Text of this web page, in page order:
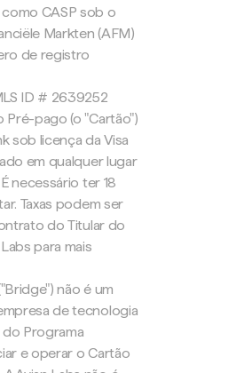
CASP sob o
Markten (AFM)
de registro
ID # 2639252
Pré-pago (o "Cartão")
sob licença da Visa
em qualquer lugar
necessário ter 18
Taxas podem ser
do Titular do
para mais
não é um
de tecnologia
Programa
e operar o Cartão